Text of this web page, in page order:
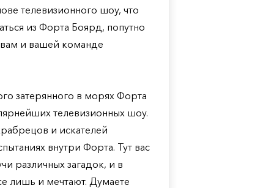
телевизионного шоу, что
из Форта Боярд, попутно
и вашей команде
затерянного в морях Форта
телевизионных шоу.
и искателей
внутри Форта. Тут вас
различных загадок, и в
лишь и мечтают. Думаете